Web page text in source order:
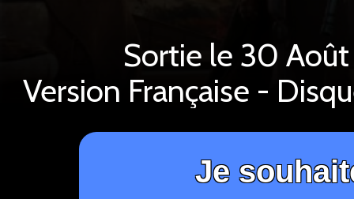
Sortie le 30
Version Française -
Je